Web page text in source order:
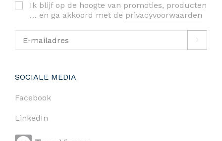
Ik blijf op de hoogte van promoties, producten
… en ga akkoord met de privacyvoorwaarden
SOCIALE MEDIA
Facebook
LinkedIn